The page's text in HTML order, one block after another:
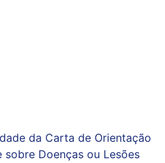
da Carta de Orientação
Doenças ou Lesões